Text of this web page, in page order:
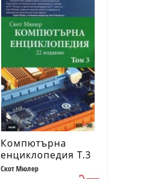
Компютърна
енциклопедия Т.3
(22 издание)
Скот Мюлер